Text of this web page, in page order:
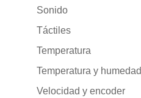
Sonido
Táctiles
Temperatura
Temperatura y humedad
Velocidad y encoder